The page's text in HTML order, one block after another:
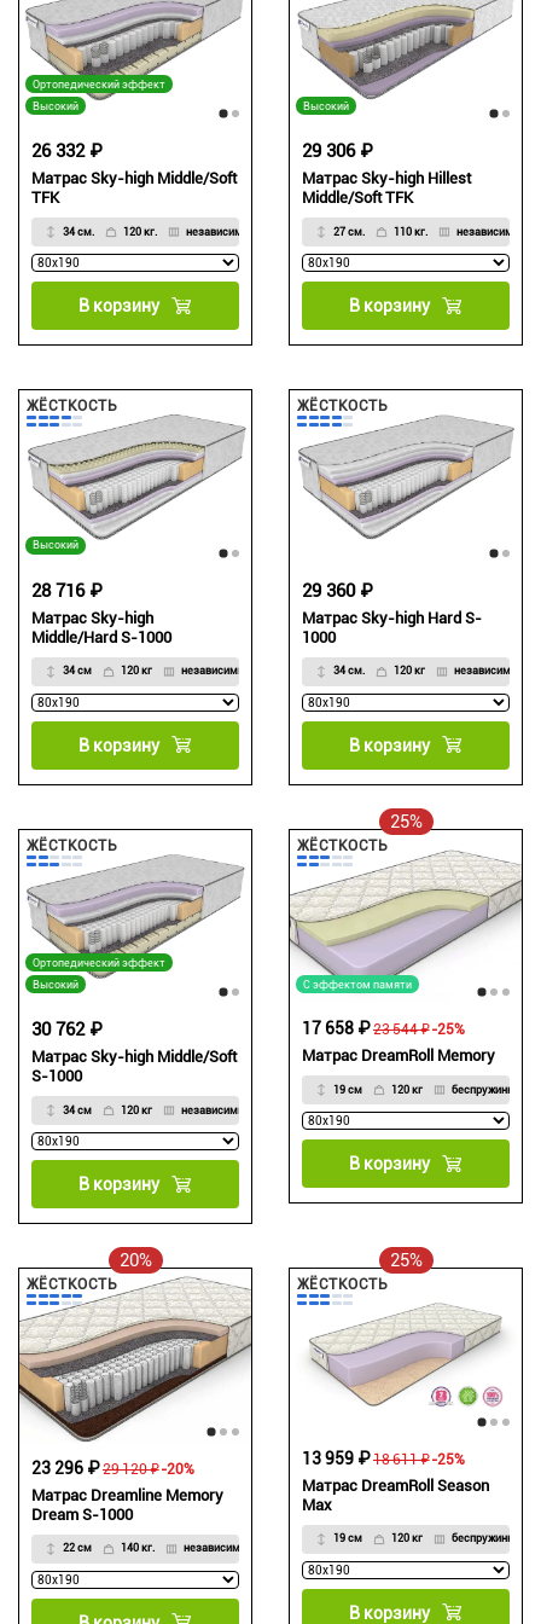
Ортопедический эффект
Высокий
Матрас Sky-high Middle/Soft
TFK
34 см. 120 кг. независимый
26 332 ₽
В корзину
Высокий
Матрас Sky-high Hillest
Middle/Soft TFK
27 см. 110 кг. независимый
29 306 ₽
В корзину
ЖЁСТКОСТЬ
Высокий
Матрас Sky-high
Middle/Hard S-1000
34 см 120 кг независимый
28 716 ₽
В корзину
ЖЁСТКОСТЬ
Матрас Sky-high Hard S-
1000
34 см. 120 кг независимый
29 360 ₽
В корзину
ЖЁСТКОСТЬ
Ортопедический эффект
Высокий
Матрас Sky-high Middle/Soft
S-1000
34 см 120 кг независимый
30 762 ₽
В корзину
25%
ЖЁСТКОСТЬ
С эффектом памяти
Матрас DreamRoll Memory
19 см 120 кг беспружинный
23 544 ₽
17 658 ₽ -25%
В корзину
20%
ЖЁСТКОСТЬ
Матрас Dreamline Memory
Dream S-1000
22 см 140 кг. независимый
29 120 ₽
23 296 ₽ -20%
25%
ЖЁСТКОСТЬ
Матрас DreamRoll Season
Max
19 см 120 кг беспружинный
18 611 ₽
13 959 ₽ -25%
В корзину